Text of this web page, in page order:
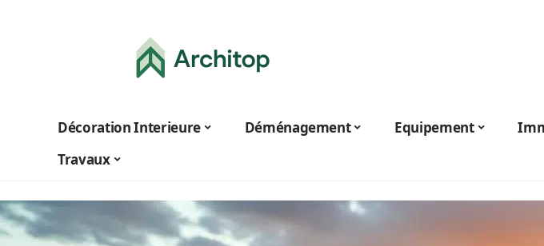
Décoration Interieure Déménagement Equipement
Travaux